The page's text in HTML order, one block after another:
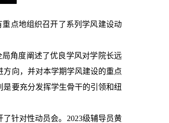
点地组织召开了系列学风建设动
角度阐述了优良学风对学院长远
向，并对本学期学风建设的重点
要充分发挥学生骨干的引领和纽
针对性动员会。2023级辅导员黄